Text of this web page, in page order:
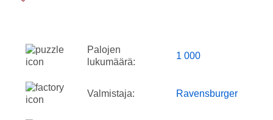
Palojen
lukumäärä:
1 000
Valmistaja: Ravensburger